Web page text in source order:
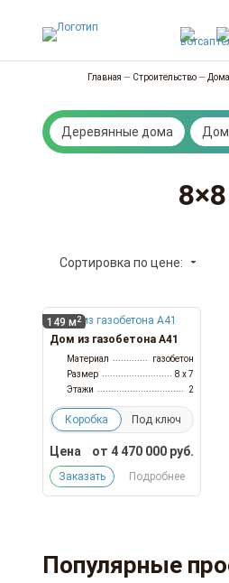
Главная — Строительство— Дома
Деревянные дома
8×8
Сортировка по цене:
149 м 2
Дом из газобетона А41
Материал
газобетон
Размер
8 x 7
Этажи
2
Коробка Под ключ
Цена от 4 470 000руб.
Заказать Подробнее
Популярные